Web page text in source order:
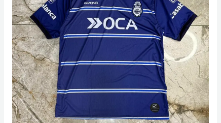
2026
suplente
cantidad